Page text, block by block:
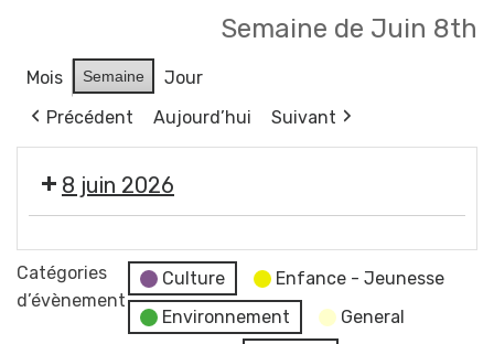
Semaine de Juin 8th
Mois Semaine
Jour
Précédent
Aujourd’hui Suivant
8 juin 2026
"
Paysages
Catégories
d’évènement
Culture
Enfance - Jeunesse
Environnement
General